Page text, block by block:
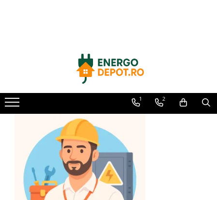
Longi Solar
Optimizatoare panouri
Invertoare
Microinvertoare
Fronius
Accesorii Fronius
Invertoare Hibride Fronius
1 2